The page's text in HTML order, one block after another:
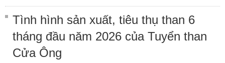
Tình hình sản xuất, tiêu thụ than 6
tháng đầu năm 2026 của Tuyển than
Cửa Ông